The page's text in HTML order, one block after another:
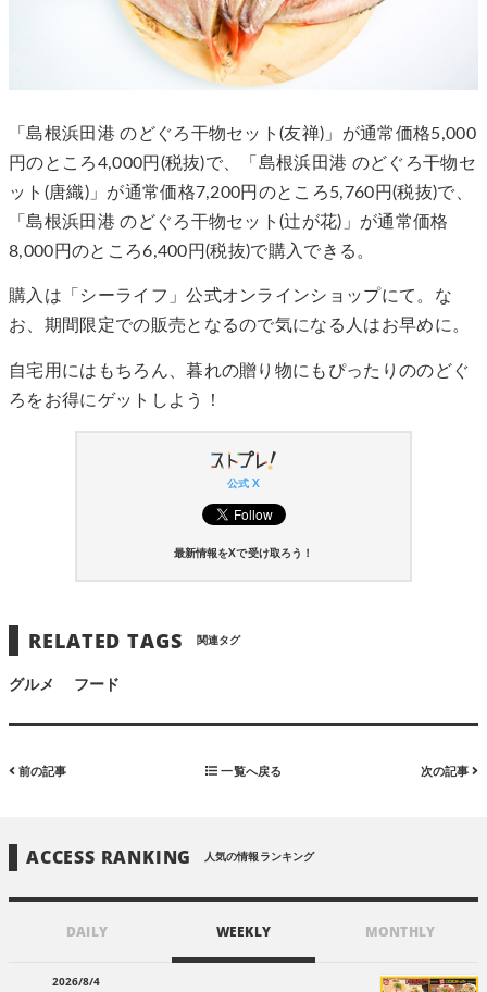
「島根浜田港 のどぐろ干物セット(友禅)」が通常価格5,000
円のところ4,000円(税抜)で、「島根浜田港 のどぐろ干物セ
ット(唐織)」が通常価格7,200円のところ5,760円(税抜)で、
「島根浜田港 のどぐろ干物セット(辻が花)」が通常価格
8,000円のところ6,400円(税抜)で購入できる。
購入は「シーライフ」公式オンラインショップにて。な
お、期間限定での販売となるので気になる人はお早めに。
自宅用にはもちろん、暮れの贈り物にもぴったりののどぐ
ろをお得にゲットしよう！
公式 X
最新情報をXで受け取ろう！
RELATED TAGS 関連タグ
グルメ フード
前の記事 一覧へ戻る 次の記事
ACCESS RANKING 人気の情報ランキング
DAILY WEEKLY MONTHLY
2026/8/4